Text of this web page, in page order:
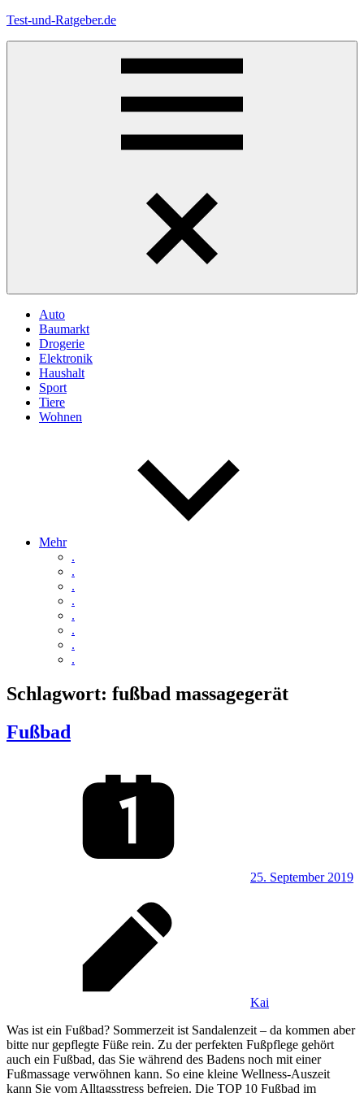
Zum
Test-und-Ratgeber.de
Auto
Baumarkt
Drogerie
Elektronik
Haushalt
Sport
Tiere
Wohnen
Mehr
.
.
.
.
.
.
.
.
Schlagwort: fußbad massagegerät
Fußbad
25. September 2019
Kai
Was ist ein Fußbad? Sommerzeit ist Sandalenzeit – da kommen aber
bitte nur gepflegte Füße rein. Zu der perfekten Fußpflege gehört
auch ein Fußbad, das Sie während des Badens noch mit einer
Fußmassage verwöhnen kann. So eine kleine Wellness-Auszeit
kann Sie vom Alltagsstress befreien. Die TOP 10 Fußbad im